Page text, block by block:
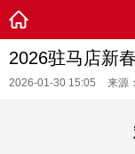
2026驻马店新
2026-01-30 15:05 来源